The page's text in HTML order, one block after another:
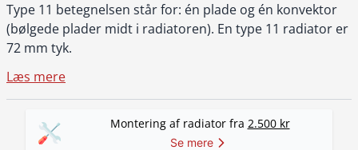
Type 11 betegnelsen står for: én plade og én konvektor
(bølgede plader midt i radiatoren). En type 11 radiator er
72 mm tyk.
Læs mere
Montering af radiator fra 2.500 kr
Se mere